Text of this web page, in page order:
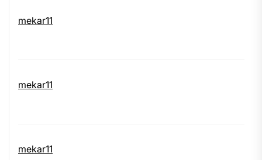
mekar11
mekar11
mekar11